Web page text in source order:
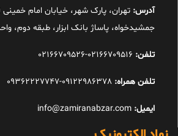
آدرس: تهران، پارک شهر، خیابان امام
جمشیدخواه، پاساژ بانک ابزار، طبقه دوم،
تلفن:
تلفن همراه: 09122986378-09362227747
ایمیل: